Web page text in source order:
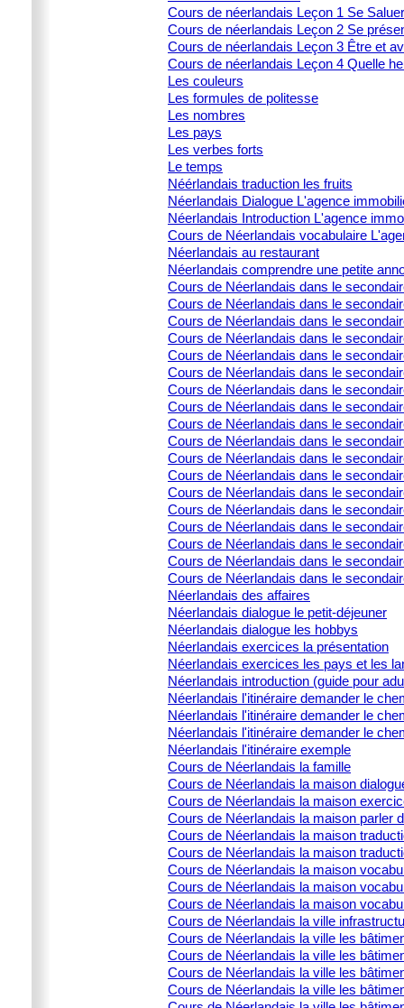
Cours de néerlandais Leçon 1 Se Saluer
Cours de néerlandais Leçon 2 Se
Cours de néerlandais Leçon 3 Être et
Cours de néerlandais Leçon 4 Quelle
Les couleurs
Les formules de politesse
Les nombres
Les pays
Les verbes forts
Le temps
Néérlandais traduction les fruits
Néerlandais Dialogue L'agence
Néerlandais Introduction L'agence
Cours de Néerlandais vocabulaire
Néerlandais au restaurant
Néerlandais comprendre une petite
Cours de Néerlandais dans le
Cours de Néerlandais dans le
Cours de Néerlandais dans le
Cours de Néerlandais dans le
Cours de Néerlandais dans le
Cours de Néerlandais dans le
Cours de Néerlandais dans le
Cours de Néerlandais dans le
Cours de Néerlandais dans le
Cours de Néerlandais dans le
Cours de Néerlandais dans le
Cours de Néerlandais dans le
Cours de Néerlandais dans le
Cours de Néerlandais dans le
Cours de Néerlandais dans le
Cours de Néerlandais dans le
Cours de Néerlandais dans le
Cours de Néerlandais dans le
Néerlandais des affaires
Néerlandais dialogue le petit-déjeuner
Néerlandais dialogue les hobbys
Néerlandais exercices la présentation
Néerlandais exercices les pays et les
Néerlandais introduction (guide pour
Néerlandais l'itinéraire demander le
Néerlandais l'itinéraire demander le
Néerlandais l'itinéraire demander le
Néerlandais l'itinéraire exemple
Cours de Néerlandais la famille
Cours de Néerlandais la maison
Cours de Néerlandais la maison
Cours de Néerlandais la maison parler
Cours de Néerlandais la maison
Cours de Néerlandais la maison
Cours de Néerlandais la maison
Cours de Néerlandais la maison
Cours de Néerlandais la maison
Cours de Néerlandais la ville
Cours de Néerlandais la ville les
Cours de Néerlandais la ville les
Cours de Néerlandais la ville les
Cours de Néerlandais la ville les